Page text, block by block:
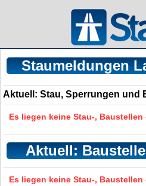
Staumeldungen
Aktuell: Stau, Sperrungen und
Es liegen keine Stau-,
Aktuell:
Es liegen keine Stau-,